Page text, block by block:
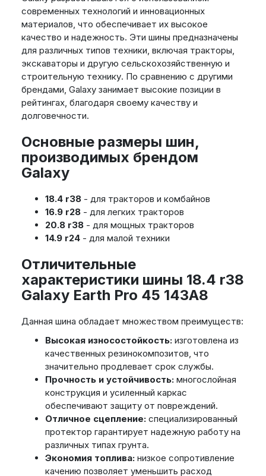
современных технологий и инновационных
материалов, что обеспечивает их высокое
качество и надежность. Эти шины предназначены
для различных типов техники, включая тракторы,
экскаваторы и другую сельскохозяйственную и
строительную технику. По сравнению с другими
брендами, Galaxy занимает высокие позиции в
рейтингах, благодаря своему качеству и
долговечности.
Основные размеры шин,
производимых брендом
Galaxy
18.4 r38- для тракторов и комбайнов
16.9 r28- для легких тракторов
20.8 r38- для мощных тракторов
14.9 r24- для малой техники
Отличительные
характеристики шины 18.4 r38
Galaxy Earth Pro 45 143A8
Данная шина обладает множеством преимуществ:
Высокая износостойкость:изготовлена из
качественных резинокомпозитов, что
значительно продлевает срок службы.
Прочность и устойчивость:многослойная
конструкция и усиленный каркас
обеспечивают защиту от повреждений.
Отличное сцепление:специализированный
протектор гарантирует надежную работу на
различных типах грунта.
Экономия топлива:низкое сопротивление
качению позволяет уменьшить расход